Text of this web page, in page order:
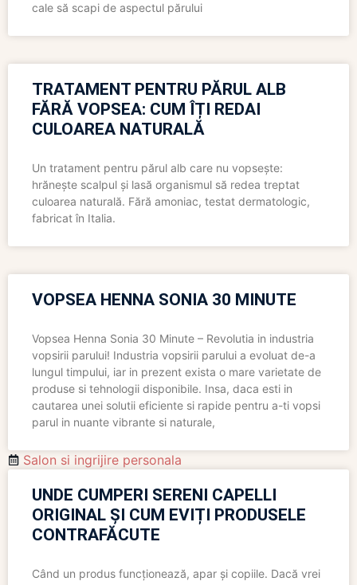
cale să scapi de aspectul părului
TRATAMENT PENTRU PĂRUL ALB
FĂRĂ VOPSEA: CUM ÎȚI REDAI
CULOAREA NATURALĂ
Un tratament pentru părul alb care nu vopsește:
hrănește scalpul și lasă organismul să redea treptat
culoarea naturală. Fără amoniac, testat dermatologic,
fabricat în Italia.
VOPSEA HENNA SONIA 30 MINUTE
Vopsea Henna Sonia 30 Minute – Revolutia in industria
vopsirii parului! Industria vopsirii parului a evoluat de-a
lungul timpului, iar in prezent exista o mare varietate de
produse si tehnologii disponibile. Insa, daca esti in
cautarea unei solutii eficiente si rapide pentru a-ti vopsi
parul in nuante vibrante si naturale,
Salon si ingrijire personala
UNDE CUMPERI SERENI CAPELLI
ORIGINAL ȘI CUM EVIȚI PRODUSELE
CONTRAFĂCUTE
Când un produs funcționează, apar și copiile. Dacă vrei